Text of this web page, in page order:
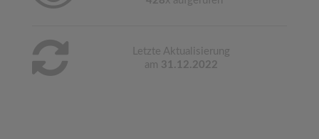
Letzte Aktualisierung
am 31.12.2022